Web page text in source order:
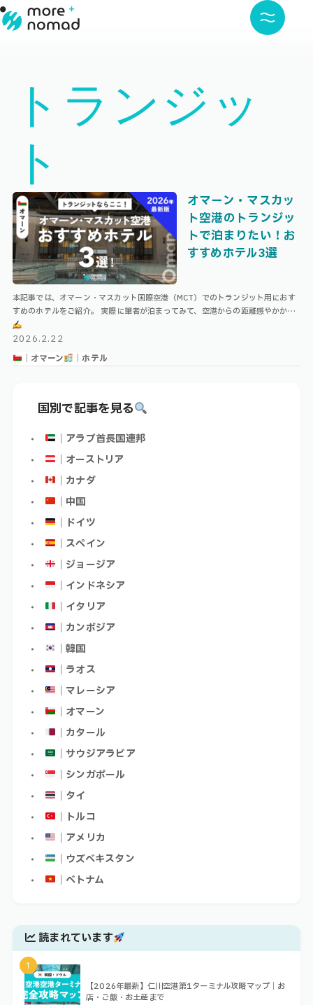
トランジッ
ト
オマーン・マスカッ
ト空港のトランジッ
トで泊まりたい！お
すすめホテル3選
本記事では、オマーン・マスカット国際空港（MCT）でのトランジット用におす
すめのホテルをご紹介。 実際に筆者が泊まってみて、空港からの距離感やかかる
時間、注意点などを踏まえてご紹介します！ Index オマーンのトランジ …
2026.2.22
｜オマーン
｜ホテル
国別で記事を見る
｜アラブ首長国連邦
｜オーストリア
｜カナダ
｜中国
｜ドイツ
｜スペイン
｜ジョージア
｜インドネシア
｜イタリア
｜カンボジア
｜韓国
｜ラオス
｜マレーシア
｜オマーン
｜カタール
｜サウジアラビア
｜シンガポール
｜タイ
｜トルコ
｜アメリカ
｜ウズベキスタン
｜ベトナム
読まれています
1
【2026年最新】仁川空港第1ターミナル攻略マップ｜お
店・ご飯・お土産まで